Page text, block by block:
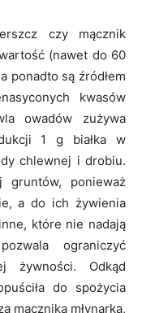
czy mącznik
(nawet do 60
ponadto są źródłem
kwasów
owadów zużywa
1 g białka w
chlewnej i drobiu.
gruntów, ponieważ
a do ich żywienia
które nie nadają
ograniczyć
żywności. Odkąd
do spożycia
mącznika młynarka,